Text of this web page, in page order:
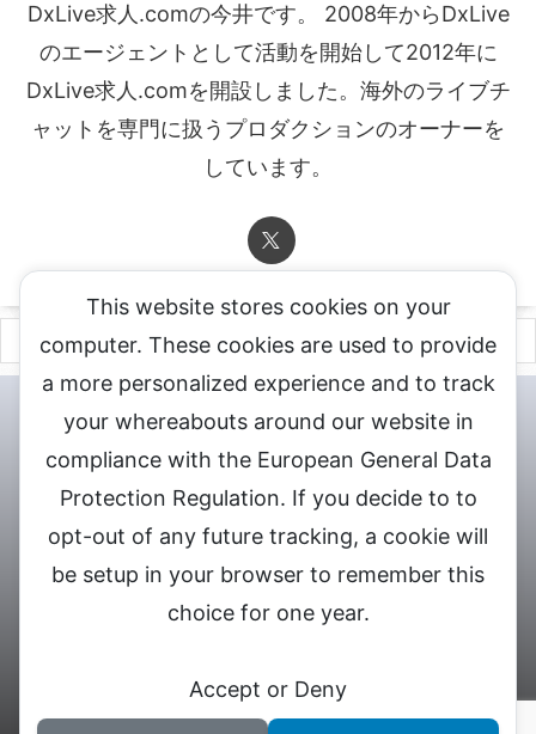
DxLive求人.comの今井です。 2008年からDxLive
のエージェントとして活動を開始して2012年に
DxLive求人.comを開設しました。海外のライブチ
ャットを専門に扱うプロダクションのオーナーを
しています。
チャットレディ登録申込 DXLIVE求人.comへお問合せ
DXLIVE 退
会・解約・移籍の申請
式サイト
DXLIVEのチャットレディ求人情報サイト
This website stores cookies on your
computer. These cookies are used to provide
a more personalized experience and to track
your whereabouts around our website in
compliance with the European General Data
Protection Regulation. If you decide to to
opt-out of any future tracking, a cookie will
be setup in your browser to remember this
choice for one year.
Accept or Deny